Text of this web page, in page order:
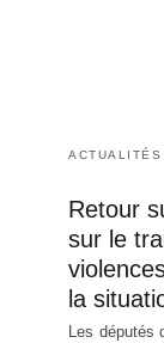
Retour
sur le
la
Les députés